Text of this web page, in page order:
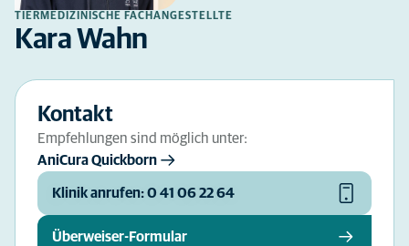
TIERMEDIZINISCHE FACHANGESTELLTE
Kara Wahn
Kontakt
Empfehlungen sind möglich unter:
AniCura Quickborn
Klinik anrufen: 0 41 06 22 64
Überweiser-Formular